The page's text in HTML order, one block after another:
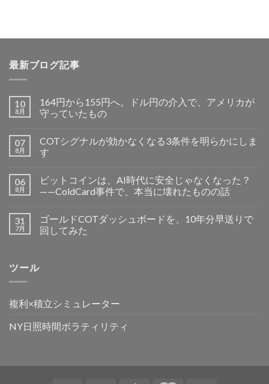
最新ブログ記事
10
8月
164円から155円へ。ドル円の介入で、アメリカが
守っていたもの
07
8月
COTシグナルが効かなくなる3条件を明らかにしま
す
06
8月
ビットコインは、AI時代に安全じゃなくなった？
——ColdCard事件で、本当に壊れたものの話
31
7月
ゴールドCOTダッシュボードを、10年分早送りで
回してみた
ツール
複利×積立シミュレーター
NY日照時間ボラティリティ